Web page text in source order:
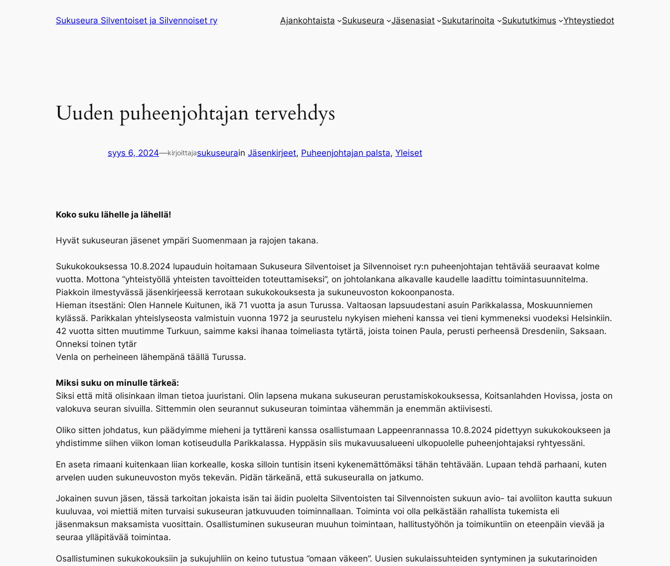
Sukuseura Silventoiset ja Silvennoiset ry Ajankohtaista Sukuseura Jäsenasiat Sukutarinoita Sukututkimus Yhteystiedot
Uuden puheenjohtajan tervehdys
syys 6, 2024—kirjoittajasukuseurain Jäsenkirjeet, Puheenjohtajan palsta, Yleiset
Koko suku lähelle ja lähellä!
Hyvät sukuseuran jäsenet ympäri Suomenmaan ja rajojen takana.
Sukukokouksessa 10.8.2024 lupauduin hoitamaan Sukuseura Silventoiset ja Silvennoiset ry:n puheenjohtajan tehtävää seuraavat kolme
vuotta. Mottona ”yhteistyöllä yhteisten tavoitteiden toteuttamiseksi”, on johtolankana alkavalle kaudelle laadittu toimintasuunnitelma.
Piakkoin ilmestyvässä jäsenkirjeessä kerrotaan sukukokouksesta ja sukuneuvoston kokoonpanosta.
Hieman itsestäni: Olen Hannele Kuitunen, ikä 71 vuotta ja asun Turussa. Valtaosan lapsuudestani asuin Parikkalassa, Moskuunniemen
kylässä. Parikkalan yhteislyseosta valmistuin vuonna 1972 ja seurustelu nykyisen mieheni kanssa vei tieni kymmeneksi vuodeksi Helsinkiin.
42 vuotta sitten muutimme Turkuun, saimme kaksi ihanaa toimeliasta tytärtä, joista toinen Paula, perusti perheensä Dresdeniin, Saksaan.
Onneksi toinen tytär
Venla on perheineen lähempänä täällä Turussa.
Miksi suku on minulle tärkeä:
Siksi että mitä olisinkaan ilman tietoa juuristani. Olin lapsena mukana sukuseuran perustamiskokouksessa, Koitsanlahden Hovissa, josta on
valokuva seuran sivuilla. Sittemmin olen seurannut sukuseuran toimintaa vähemmän ja enemmän aktiivisesti.
Oliko sitten johdatus, kun päädyimme mieheni ja tyttäreni kanssa osallistumaan Lappeenrannassa 10.8.2024 pidettyyn sukukokoukseen ja
yhdistimme siihen viikon loman kotiseudulla Parikkalassa. Hyppäsin siis mukavuusalueeni ulkopuolelle puheenjohtajaksi ryhtyessäni.
En aseta rimaani kuitenkaan liian korkealle, koska silloin tuntisin itseni kykenemättömäksi tähän tehtävään. Lupaan tehdä parhaani, kuten
arvelen uuden sukuneuvoston myös tekevän. Pidän tärkeänä, että sukuseuralla on jatkumo.
Jokainen suvun jäsen, tässä tarkoitan jokaista isän tai äidin puolelta Silventoisten tai Silvennoisten sukuun avio- tai avoliiton kautta sukuun
kuuluvaa, voi miettiä miten turvaisi sukuseuran jatkuvuuden toiminnallaan. Toiminta voi olla pelkästään rahallista tukemista eli
jäsenmaksun maksamista vuosittain. Osallistuminen sukuseuran muuhun toimintaan, hallitustyöhön ja toimikuntiin on eteenpäin vievää ja
seuraa ylläpitävää toimintaa.
Osallistuminen sukukokouksiin ja sukujuhliin on keino tutustua ”omaan väkeen”. Uusien sukulaissuhteiden syntyminen ja sukutarinoiden